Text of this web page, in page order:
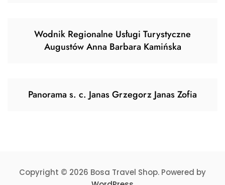
Wodnik Regionalne Usługi Turystyczne
Augustów Anna Barbara Kamińska
Panorama s. c. Janas Grzegorz Janas Zofia
Copyright © 2026 Bosa Travel Shop. Powered by